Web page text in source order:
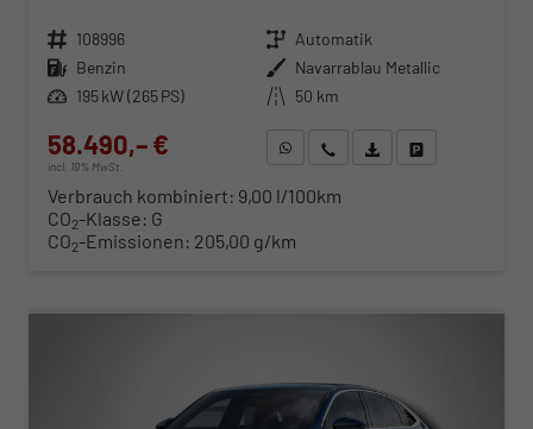
Fahrzeugnr. 108996 Getriebe Automatik
Kraftstoff Benzin Außenfarbe Navarrablau Metallic
Leistung 195 kW (265 PS) Kilometerstand 50 km
58.490,– €
incl. 19% MwSt.
WhatsApp anfragen
Wir rufen Sie anFahrzeugexposé (PDF)
Verbrauch kombiniert: 9,00 l/100km
CO2-Klasse: G
CO2-Emissionen: 205,00 g/km